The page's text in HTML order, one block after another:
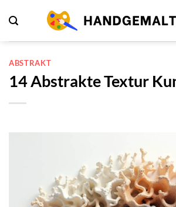
Inhalt
springen
ABSTRAKT
14 Abstrakte Textur